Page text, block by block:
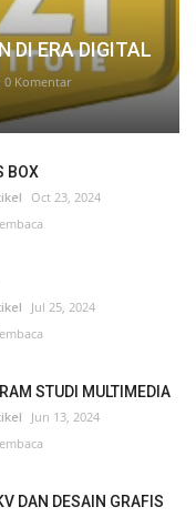
DI ERA DIGITAL
0 Komentar
BOX
Oct 23, 2024
Jul 25, 2024
STUDI MULTIMEDIA
Jun 13, 2024
DAN DESAIN GRAFIS